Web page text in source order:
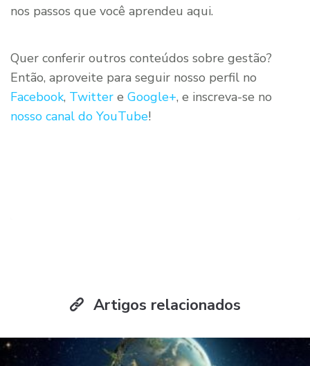
nos passos que você aprendeu aqui.
Quer conferir outros conteúdos sobre gestão?
Então, aproveite para seguir nosso perfil no
Facebook, Twitter e Google+, e inscreva-se no
nosso canal do YouTube!
Artigos relacionados